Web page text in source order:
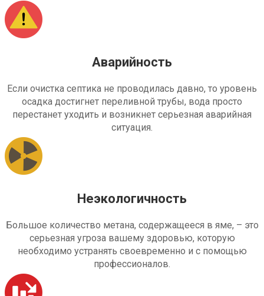
Аварийность
Если очистка септика не проводилась давно, то уровень
осадка достигнет переливной трубы, вода просто
перестанет уходить и возникнет серьезная аварийная
ситуация.
Неэкологичность
Большое количество метана, содержащееся в яме, – это
серьезная угроза вашему здоровью, которую
необходимо устранять своевременно и с помощью
профессионалов.